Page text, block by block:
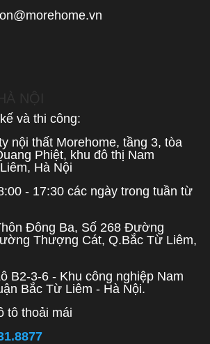
và thi công:
nội thất Morehome, tầng 3, tòa
Phiệt, khu đô thị Nam
Hà Nội
- 17:30 các ngày trong tuần từ
Đông Ba, Số 268 Đường
Thượng Cát, Q.Bắc Từ Liêm,
B2-3-6 - Khu công nghiệp Nam
Bắc Từ Liêm - Hà Nội.
tô thoải mái